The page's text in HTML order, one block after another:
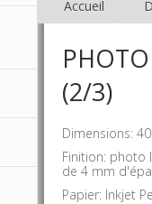
Accueil
(2/3)
Dimensions:
Finition: photo
de 4 mm
Papier: Inkjet